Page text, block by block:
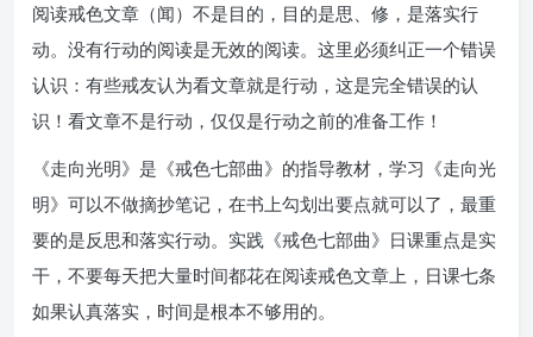
阅读戒色文章（闻）不是目的，目的是思、修，是落实行
动。没有行动的阅读是无效的阅读。这里必须纠正一个错误
认识：有些戒友认为看文章就是行动，这是完全错误的认
识！看文章不是行动，仅仅是行动之前的准备工作！
《走向光明》是《戒色七部曲》的指导教材，学习《走向光
明》可以不做摘抄笔记，在书上勾划出要点就可以了，最重
要的是反思和落实行动。实践《戒色七部曲》日课重点是实
干，不要每天把大量时间都花在阅读戒色文章上，日课七条
如果认真落实，时间是根本不够用的。